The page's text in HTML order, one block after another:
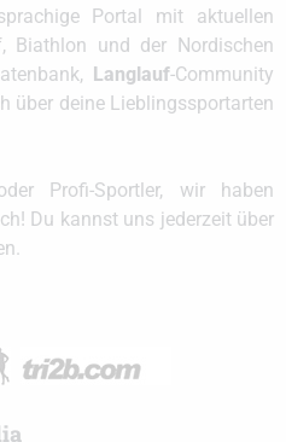
Portal mit aktuellen
Biathlon und der Nordischen
Langlauf-Community
über deine Lieblingssportarten
Profi-Sportler, wir haben
Du kannst uns jederzeit über